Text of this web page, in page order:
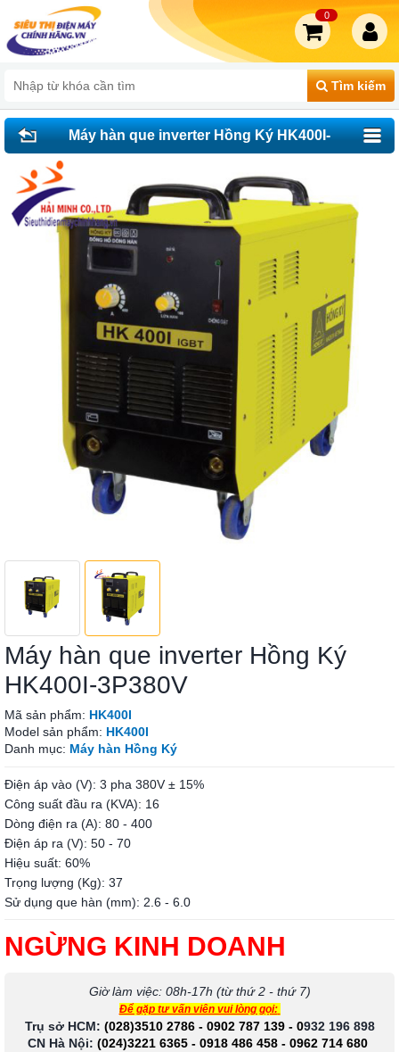
Tìm kiếm
0
Máy hàn que inverter Hồng Ký HK400I-
Máy hàn que inverter Hồng Ký
HK400I-3P380V
Mã sản phẩm: HK400I
Model sản phẩm: HK400I
Danh mục: Máy hàn Hồng Ký
Điện áp vào (V): 3 pha 380V ± 15%
Công suất đầu ra (KVA): 16
Dòng điện ra (A): 80 - 400
Điện áp ra (V): 50 - 70
Hiệu suất: 60%
Trọng lượng (Kg): 37
Sử dụng que hàn (mm): 2.6 - 6.0
NGỪNG KINH DOANH
Giờ làm việc: 08h-17h (từ thứ 2 - thứ 7)
Để gặp tư vấn viên vui lòng gọi:
Trụ sở HCM: (028)3510 2786 - 0902 787 139- 0932 196 898
CN Hà Nội: (024)3221 6365 - 0918 486 458 - 0962 714 680